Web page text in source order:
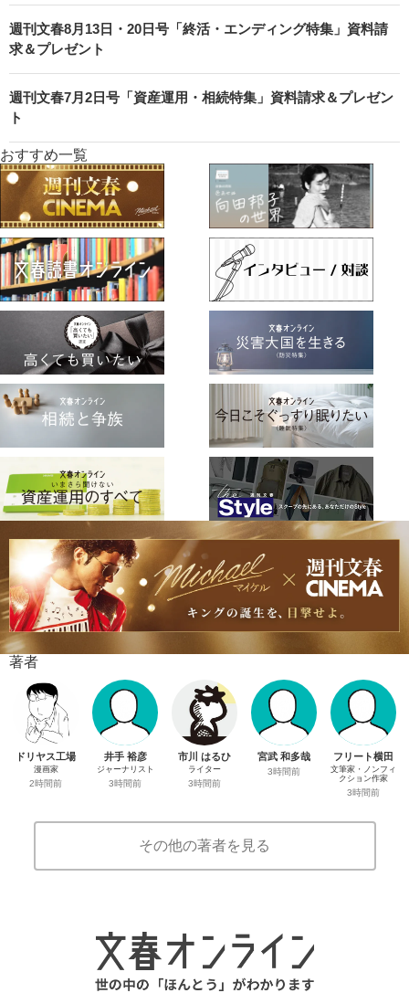
週刊文春8月13日・20日号「終活・エンディング特集」資料請
求＆プレゼント
週刊文春7月2日号「資産運用・相続特集」資料請求＆プレゼン
ト
おすすめ一覧
著者
ドリヤス工場
漫画家
2時間前
井手 裕彦
ジャーナリスト
3時間前
市川 はるひ
ライター
3時間前
宮武 和多哉
3時間前
フリート横田
文筆家・ノンフィ
クション作家
3時間前
その他の著者を見る